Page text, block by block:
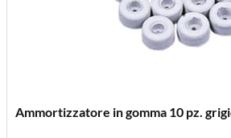
Ammortizzatore in gomma 10 pz.